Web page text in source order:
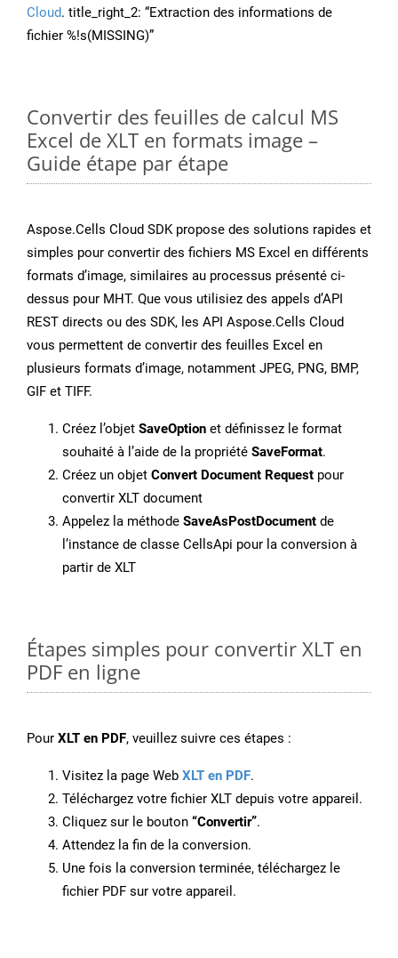
Cloud. title_right_2: “Extraction des informations de
fichier %!s(MISSING)”
Convertir des feuilles de calcul MS
Excel de XLT en formats image –
Guide étape par étape
Aspose.Cells Cloud SDK propose des solutions rapides et
simples pour convertir des fichiers MS Excel en différents
formats d’image, similaires au processus présenté ci-
dessus pour MHT. Que vous utilisiez des appels d’API
REST directs ou des SDK, les API Aspose.Cells Cloud
vous permettent de convertir des feuilles Excel en
plusieurs formats d’image, notamment JPEG, PNG, BMP,
GIF et TIFF.
Créez l’objet SaveOption et définissez le format
souhaité à l’aide de la propriété SaveFormat.
Créez un objet Convert Document Request pour
convertir XLT document
Appelez la méthode SaveAsPostDocument de
l’instance de classe CellsApi pour la conversion à
partir de XLT
Étapes simples pour convertir XLT en
PDF en ligne
Pour XLT en PDF, veuillez suivre ces étapes :
Visitez la page Web XLT en PDF.
Téléchargez votre fichier XLT depuis votre appareil.
Cliquez sur le bouton “Convertir”.
Attendez la fin de la conversion.
Une fois la conversion terminée, téléchargez le
fichier PDF sur votre appareil.